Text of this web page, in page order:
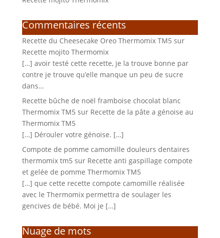
Commentaires récents
Recette du Cheesecake Oreo Thermomix TM5 sur
Recette mojito Thermomix
[…] avoir testé cette recette, je la trouve bonne par
contre je trouve qu’elle manque un peu de sucre
dans…
Recette bûche de noël framboise chocolat blanc
Thermomix TM5 sur Recette de la pâte a génoise au
Thermomix TM5
[…] Dérouler votre génoise. […]
Compote de pomme camomille douleurs dentaires
thermomix tm5 sur Recette anti gaspillage compote
et gelée de pomme Thermomix TM5
[…] que cette recette compote camomille réalisée
avec le Thermomix permettra de soulager les
gencives de bébé. Moi je […]
Nuage de mots